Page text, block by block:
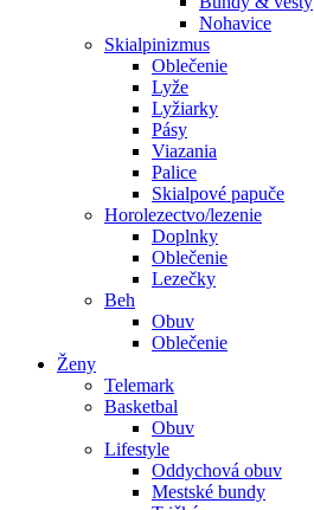
Nohavice
Skialpinizmus
Oblečenie
Lyže
Lyžiarky
Pásy
Viazania
Palice
Skialpové papuče
Horolezectvo/lezenie
Doplnky
Oblečenie
Lezečky
Beh
Obuv
Oblečenie
Ženy
Telemark
Basketbal
Obuv
Lifestyle
Oddychová obuv
Mestské bundy